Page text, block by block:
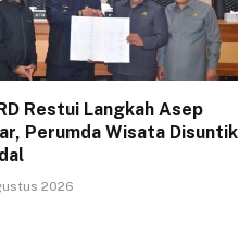
Restui Langkah Asep
Perumda Wisata Disuntik
2026